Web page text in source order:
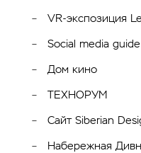
VR-экспозиция
Social media
Дом кино
ТЕХНОРУМ
Сайт Siberian
Набережная